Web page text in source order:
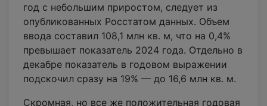
год с небольшим приростом, следует из
опубликованных Росстатом данных. Объем
ввода составил 108,1 млн кв. м, что на 0,4%
превышает показатель 2024 года. Отдельно в
декабре показатель в годовом выражении
подскочил сразу на 19% — до 16,6 млн кв. м.
Скромная, но все же положительная годовая